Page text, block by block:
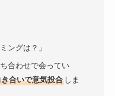
ングは？」
合わせで会ってい
合いで意気投合しま